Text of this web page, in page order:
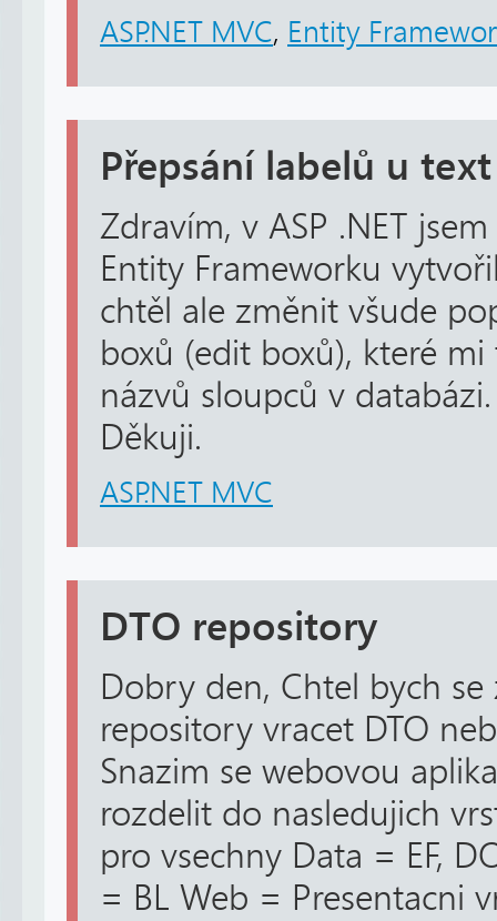
ASP.NET MVC, Entity
Přepsání labelů u
Zdravím, v ASP .NET
Entity Frameworku
chtěl ale změnit všude
boxů (edit boxů), které
názvů sloupců v
Děkuji.
ASP.NET MVC
DTO repository
Dobry den, Chtel bych
repository vracet DTO
Snazim se webovou
rozdelit do nasledujich
pro vsechny Data = EF,
= BL Web = Presentacni